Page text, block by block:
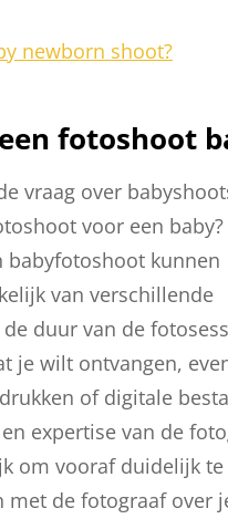
newborn shoot?
fotoshoot
vraag over
voor een baby?
babyfotoshoot kunnen
van verschillende
duur van de
je wilt ontvangen,
of digitale
expertise van de
om vooraf duidelijk te
met de fotograaf over